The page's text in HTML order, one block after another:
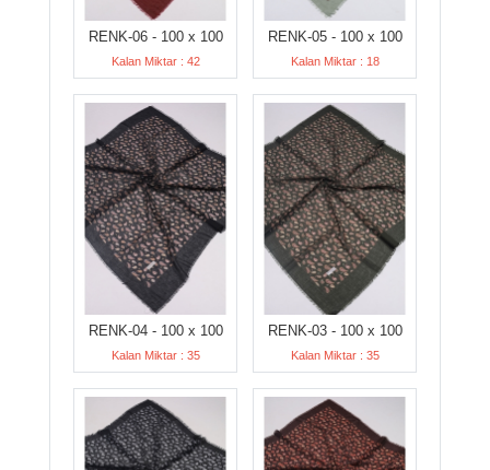
RENK-06 - 100 x 100
Kalan Miktar : 42
RENK-05 - 100 x 100
Kalan Miktar : 18
RENK-04 - 100 x 100
Kalan Miktar : 35
RENK-03 - 100 x 100
Kalan Miktar : 35